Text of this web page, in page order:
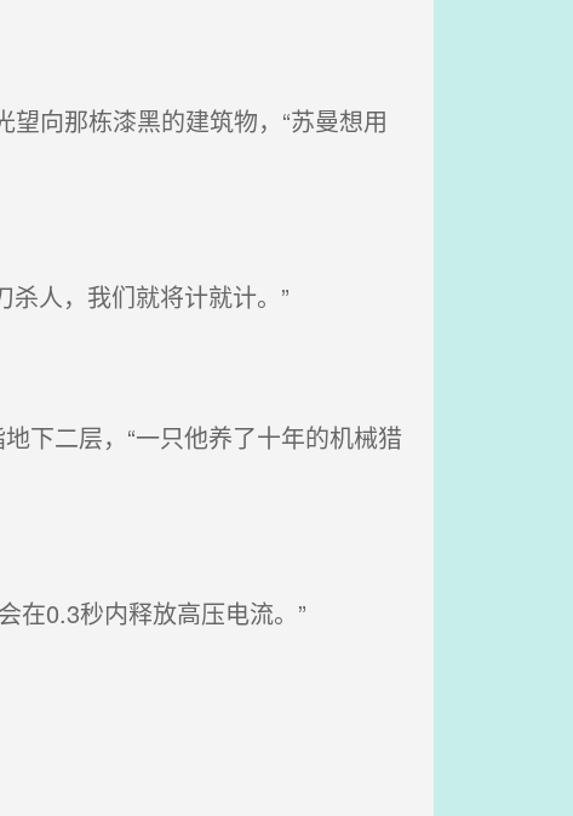
向那栋漆黑的建筑物，“苏曼想用
人，我们就将计就计。”
下二层，“一只他养了十年的机械猎
在0.3秒内释放高压电流。”